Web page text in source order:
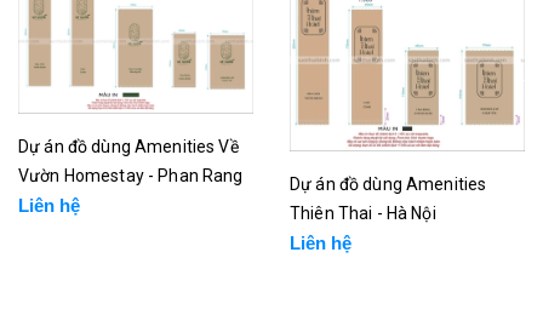
Dự án đồ dùng Amenities Về
Vườn Homestay - Phan Rang
Liên hệ
Dự án đồ dùng Amenities
Thiên Thai - Hà Nội
Liên hệ